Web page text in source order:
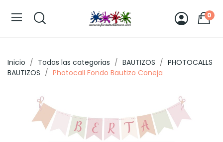
0
Inicio Todas las categorias BAUTIZOS
PHOTOCALLS
BAUTIZOS
Photocall Fondo Bautizo Coneja